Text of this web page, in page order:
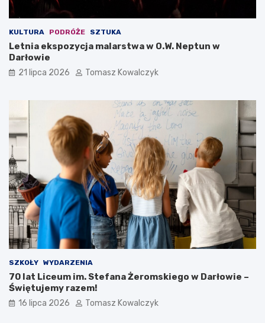
KULTURA PODRÓŻE SZTUKA
Letnia ekspozycja malarstwa w O.W. Neptun w
Darłowie
21 lipca 2026 Tomasz Kowalczyk
SZKOŁY WYDARZENIA
70 lat Liceum im. Stefana Żeromskiego w Darłowie –
Świętujemy razem!
16 lipca 2026 Tomasz Kowalczyk